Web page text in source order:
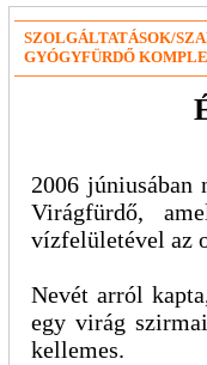
SZOLGÁLTATÁSOK/
GYÓGYFÜRDŐ
2006
Virágfürdő,
vízfelületével az
Nevét arról
egy virág
kellemes.